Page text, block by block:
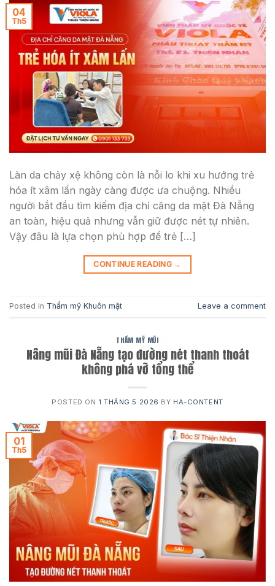
04
Th5
Làn da chảy xệ không còn là nỗi lo khi xu hướng trẻ
hóa ít xâm lấn ngày càng được ưa chuộng. Nhiều
người bắt đầu tìm kiếm địa chỉ căng da mặt Đà Nẵng
an toàn, hiệu quả nhưng vẫn giữ được nét tự nhiên.
Vậy đâu là lựa chọn phù hợp để trẻ […]
CONTINUE READING →
Posted in Thẩm mỹ Khuôn mặt Leave a comment
THẨM MỸ MŨI
Nâng mũi Đà Nẵng tạo đường nét thanh thoát
không phá vỡ tổng thể
POSTED ON 1 THÁNG 5 2026 BY HA-CONTENT
01
Th5